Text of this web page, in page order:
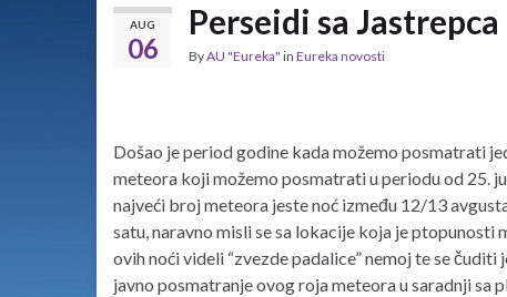
AUG
06
Perseidi sa Jastrepca
ByAU "Eureka" in Eureka novosti
Došao je period godine kada možemo posmatrati
meteora koji možemo posmatrati u periodu od 25.
najveći broj meteora jeste noć između 12/13
satu, naravno misli se sa lokacije koja je ptopunosti
ovih noći videli “zvezde padalice” nemoj te se
javno posmatranje ovog roja meteora u saradnji sa